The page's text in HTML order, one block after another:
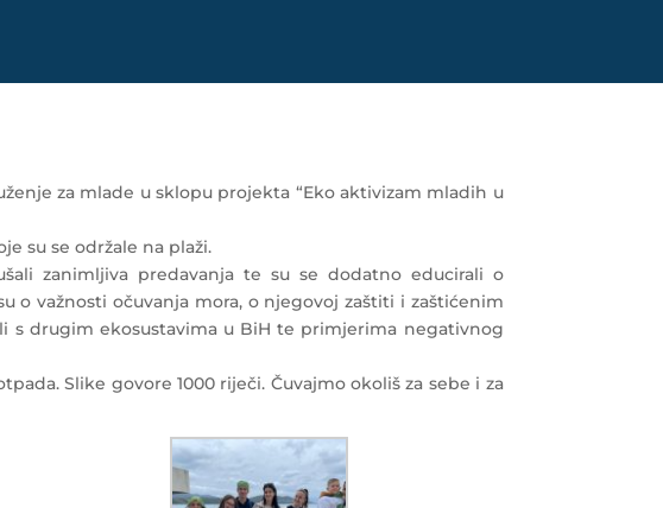
za mlade u sklopu projekta “Eko aktivizam mladih u
su se održale na plaži.
zanimljiva predavanja te su se dodatno educirali o
o važnosti očuvanja mora, o njegovoj zaštiti i zaštićenim
s drugim ekosustavima u BiH te primjerima negativnog
Slike govore 1000 riječi. Čuvajmo okoliš za sebe i za